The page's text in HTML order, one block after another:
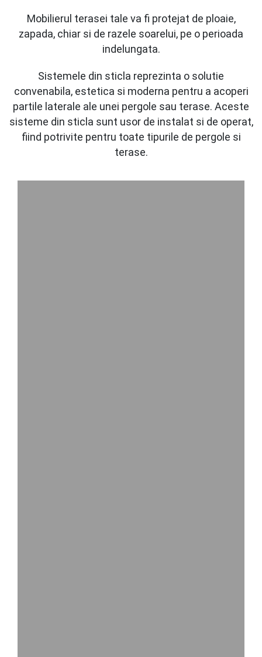
Mobilierul terasei tale va fi protejat de ploaie,
zapada, chiar si de razele soarelui, pe o perioada
indelungata.
Sistemele din sticla reprezinta o solutie
convenabila, estetica si moderna pentru a acoperi
partile laterale ale unei pergole sau terase. Aceste
sisteme din sticla sunt usor de instalat si de operat,
fiind potrivite pentru toate tipurile de pergole si
terase.